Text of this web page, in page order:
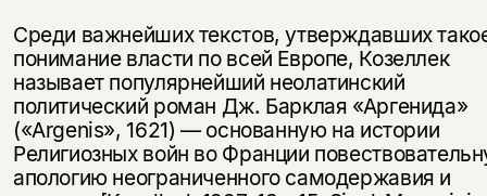
Среди важнейших текстов, утверждавших
понимание власти по всей Европе, Козеллек
называет популярнейший неолатинский
политический роман Дж. Барклая «Аргенида»
(«Argenis», 1621) — основанную на истории
Религиозных войн во Франции
апологию неограниченного самодержавия и